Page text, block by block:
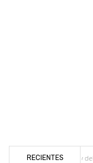
RECIENTESy del Caribe